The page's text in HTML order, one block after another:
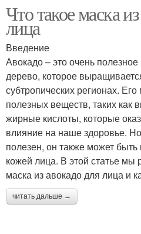
Что такое маска
лица
Введение
Авокадо – это очень
дерево, которое
субтропических регионах.
полезных веществ, таких
жирные кислоты, которые
влияние на наше здоровье.
полезен, он также может
кожей лица. В этой статье мы
маска из авокадо для лица и
читать дальше →